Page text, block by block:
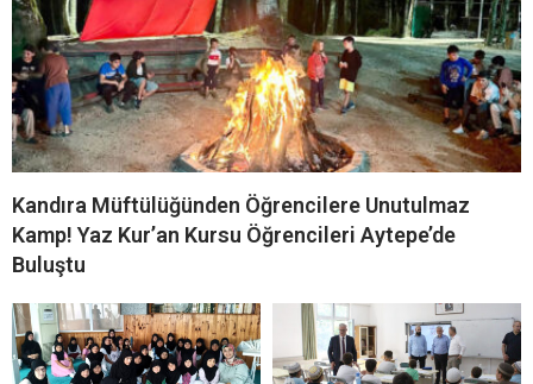
Kandıra Müftülüğünden Öğrencilere Unutulmaz
Kamp! Yaz Kur’an Kursu Öğrencileri Aytepe’de
Buluştu